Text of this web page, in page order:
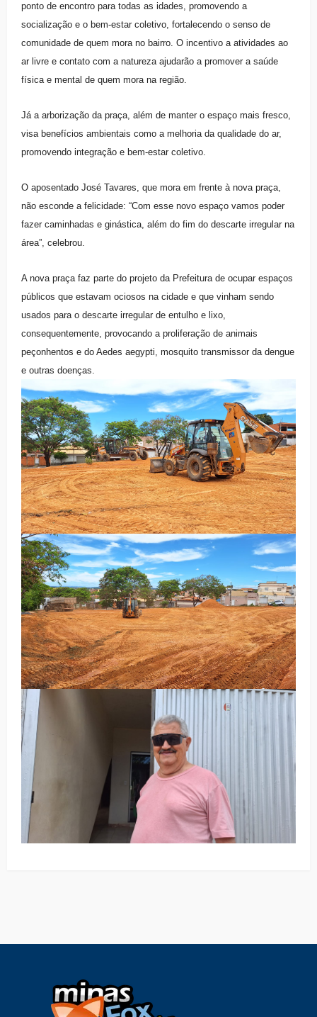
ponto de encontro para todas as idades, promovendo a
socialização e o bem-estar coletivo, fortalecendo o senso de
comunidade de quem mora no bairro. O incentivo a atividades ao
ar livre e contato com a natureza ajudarão a promover a saúde
física e mental de quem mora na região.
Já a arborização da praça, além de manter o espaço mais fresco,
visa benefícios ambientais como a melhoria da qualidade do ar,
promovendo integração e bem-estar coletivo.
O aposentado José Tavares, que mora em frente à nova praça,
não esconde a felicidade: “Com esse novo espaço vamos poder
fazer caminhadas e ginástica, além do fim do descarte irregular na
área”, celebrou.
A nova praça faz parte do projeto da Prefeitura de ocupar espaços
públicos que estavam ociosos na cidade e que vinham sendo
usados para o descarte irregular de entulho e lixo,
consequentemente, provocando a proliferação de animais
peçonhentos e do Aedes aegypti, mosquito transmissor da dengue
e outras doenças.